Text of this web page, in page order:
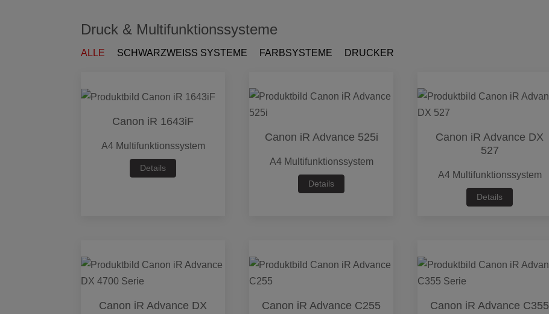
Druck & Multifunktionssysteme
ALLE SCHWARZWEISS SYSTEME FARBSYSTEME DRUCKER
Canon iR 1643iF
A4 Multifunktionssystem
Details
Canon iR Advance 525i
A4 Multifunktionssystem
Details
Canon iR Advance DX
527
A4 Multifunktionssystem
Details
Canon iR Advance DX
Canon iR Advance C255
Canon iR Advance C355